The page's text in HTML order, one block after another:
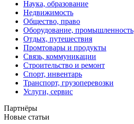
Наука, образование
Недвижимость
Общество, право
Оборудование, промышленность
Отдых, путешествия
Промтовары и продукты
Связь, коммуникации
Строительство и ремонт
Спорт, инвентарь
Транспорт, грузоперевозки
Услуги, сервис
Партнёры
Новые статьи